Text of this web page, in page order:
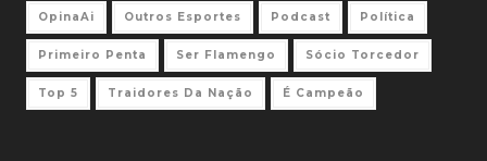
OpinaAi Outros Esportes Podcast Política
Primeiro Penta Ser Flamengo Sócio Torcedor
Top 5 Traidores Da Nação É Campeão